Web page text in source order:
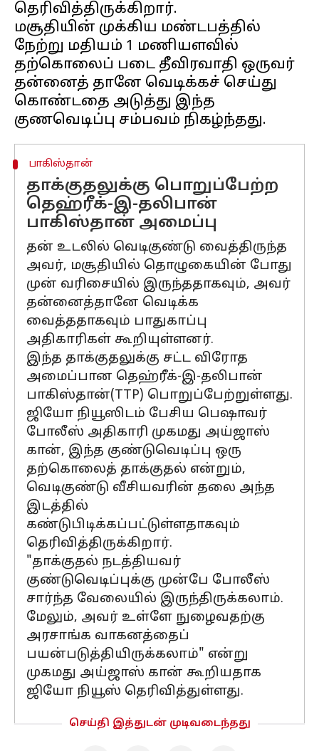
தெரிவித்திருக்கிறார்.
மசூதியின் முக்கிய மண்டபத்தில்
நேற்று மதியம் 1 மணியளவில்
தற்கொலைப் படை தீவிரவாதி ஒருவர்
தன்னைத் தானே வெடிக்கச் செய்து
கொண்டதை அடுத்து இந்த
பாகிஸ்தான்
தாக்குதலுக்கு பொறுப்பேற்ற
தெஹ்ரீக்-இ-தலிபான்
பாகிஸ்தான் அமைப்பு
தன் உடலில் வெடிகுண்டு வைத்திருந்த
அவர், மசூதியில் தொழுகையின் போது
முன் வரிசையில் இருந்ததாகவும், அவர்
தன்னைத்தானே வெடிக்க
வைத்ததாகவும் பாதுகாப்பு
அதிகாரிகள் கூறியுள்ளனர்.
இந்த தாக்குதலுக்கு சட்ட விரோத
அமைப்பான தெஹ்ரீக்-இ-தலிபான்
பாகிஸ்தான்(TTP) பொறுப்பேற்றுள்ளது.
ஜியோ நியூஸிடம் பேசிய பெஷாவர்
போலீஸ் அதிகாரி முகமது அய்ஜாஸ்
கான், இந்த குண்டுவெடிப்பு ஒரு
தற்கொலைத் தாக்குதல் என்றும்,
வெடிகுண்டு வீசியவரின் தலை அந்த
இடத்தில்
கண்டுபிடிக்கப்பட்டுள்ளதாகவும்
தெரிவித்திருக்கிறார்.
"தாக்குதல் நடத்தியவர்
குண்டுவெடிப்புக்கு முன்பே போலீஸ்
சார்ந்த வேலையில் இருந்திருக்கலாம்.
மேலும், அவர் உள்ளே நுழைவதற்கு
அரசாங்க வாகனத்தைப்
பயன்படுத்தியிருக்கலாம்" என்று
முகமது அய்ஜாஸ் கான் கூறியதாக
ஜியோ நியூஸ் தெரிவித்துள்ளது.
செய்தி இத்துடன் முடிவடைந்தது